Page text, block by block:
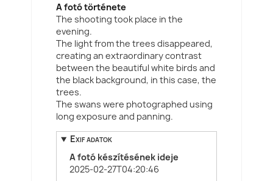
A fotó története
The shooting took place in the
evening.
The light from the trees disappeared,
creating an extraordinary contrast
between the beautiful white birds and
the black background, in this case, the
trees.
The swans were photographed using
long exposure and panning.
Exif adatok
A fotó készítésének ideje
2025-02-27T04:20:46